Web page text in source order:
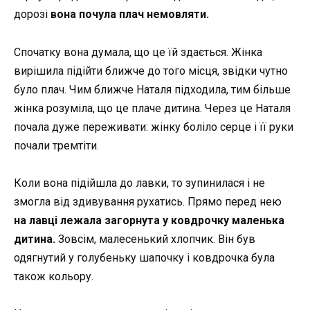
дорозі вона почула плач немовляти.
Спочатку вона думала, що це їй здається. Жінка
вирішила підійти ближче до того місця, звідки чутно
було плач. Чим ближче Наталя підходила, тим більше
жінка розуміла, що це плаче дитина. Через це Наталя
почала дуже переживати: жінку боліло серце і її руки
почали тремтіти.
Коли вона підійшла до лавки, то зупинилася і не
змогла від здивування рухатись. Прямо перед нею
на лавці лежала загорнута у ковдрочку маленька
дитина. Зовсім, малесенький хлопчик. Він був
одягнутий у голубеньку шапочку і ковдрочка була
також кольору.